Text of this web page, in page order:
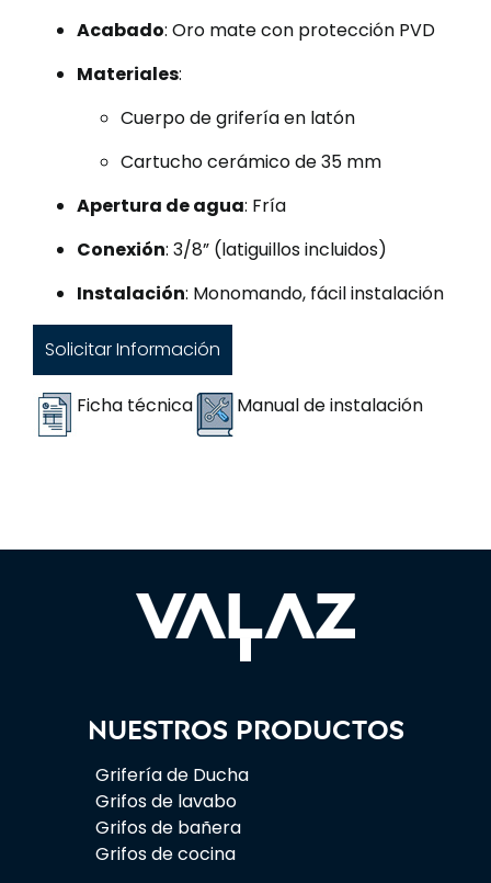
Acabado: Oro mate con protección PVD
Materiales:
Cuerpo de grifería en latón
Cartucho cerámico de 35 mm
Apertura de agua: Fría
Conexión: 3/8” (latiguillos incluidos)
Instalación: Monomando, fácil instalación
Solicitar Información
Ficha técnica Manual de instalación
Nuestros productos
Grifería de Ducha
Grifos de lavabo
Grifos de bañera
Grifos de cocina